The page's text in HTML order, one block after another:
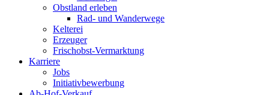
Obstland erleben
Rad- und Wanderwege
Kelterei
Erzeuger
Frischobst-Vermarktung
Karriere
Jobs
Initiativbewerbung